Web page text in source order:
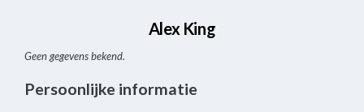
Alex King
Geen gegevens bekend.
Persoonlijke informatie